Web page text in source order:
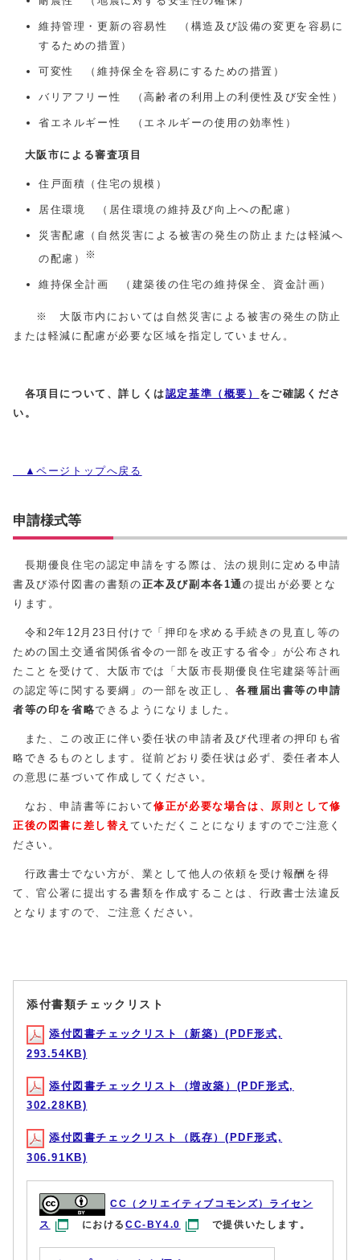
維持管理・更新の容易性 （構造及び設備の変更を容易に
するための措置）
可変性 （維持保全を容易にするための措置）
バリアフリー性 （高齢者の利用上の利便性及び安全性）
省エネルギー性 （エネルギーの使用の効率性）
大阪市による審査項目
住戸面積（住宅の規模）
居住環境 （居住環境の維持及び向上への配慮）
災害配慮（自然災害による被害の発生の防止または軽減へ
の配慮）
※
維持保全計画 （建築後の住宅の維持保全、資金計画）
※ 大阪市内においては自然災害による被害の発生の防止
または軽減に配慮が必要な区域を指定していません。
各項目について、詳しくは認定基準（概要） をご確認くださ
い。
▲ページトップへ戻る
申請様式等
長期優良住宅の認定申請をする際は、法の規則に定める申請
書及び添付図書の書類の正本及び副本各1通の提出が必要とな
ります。
令和2年12月23日付けで「押印を求める手続きの見直し等の
ための国土交通省関係省令の一部を改正する省令」が公布され
たことを受けて、大阪市では「大阪市長期優良住宅建築等計画
の認定等に関する要綱」の一部を改正し、各種届出書等の申請
者等の印を省略できるようになりました。
また、この改正に伴い委任状の申請者及び代理者の押印も省
略できるものとします。従前どおり委任状は必ず、委任者本人
の意思に基づいて作成してください。
なお、申請書等において修正が必要な場合は、原則として修
正後の図書に差し替え ていただくことになりますのでご注意く
ださい。
行政書士でない方が、業として他人の依頼を受け報酬を得
て、官公署に提出する書類を作成することは、行政書士法違反
となりますので、ご注意ください。
添付書類チェックリスト
添付図書チェックリスト（新築）(PDF形式,
293.54KB)
添付図書チェックリスト（増改築）(PDF形式,
302.28KB)
添付図書チェックリスト（既存）(PDF形式,
306.91KB)
CC（クリエイティブコモンズ）ライセン
ス
におけるCC-BY4.0 で提供いたします。